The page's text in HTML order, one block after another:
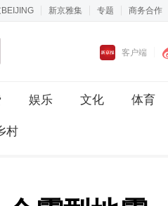
新京雅集 专题 商务合作
客户端
娱乐 文化 体育
村